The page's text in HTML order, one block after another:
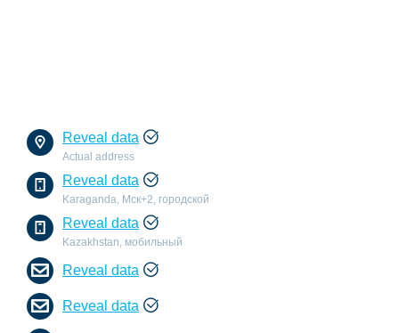
Reveal data
Actual address
Reveal data
Karaganda, Мск+2, городской
Reveal data
Kazakhstan, мобильный
Reveal data
Reveal data